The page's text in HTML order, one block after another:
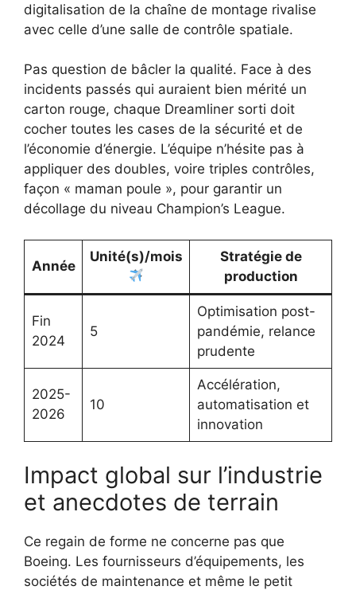
digitalisation de la chaîne de montage rivalise
avec celle d’une salle de contrôle spatiale.
Pas question de bâcler la qualité. Face à des
incidents passés qui auraient bien mérité un
carton rouge, chaque Dreamliner sorti doit
cocher toutes les cases de la sécurité et de
l’économie d’énergie. L’équipe n’hésite pas à
appliquer des doubles, voire triples contrôles,
façon « maman poule », pour garantir un
décollage du niveau Champion’s League.
Année
Unité(s)/mois
Stratégie de
production
Fin
2024
5
Optimisation post-
pandémie, relance
prudente
2025-
2026
10
Accélération,
automatisation et
innovation
Impact global sur l’industrie
et anecdotes de terrain
Ce regain de forme ne concerne pas que
Boeing. Les fournisseurs d’équipements, les
sociétés de maintenance et même le petit